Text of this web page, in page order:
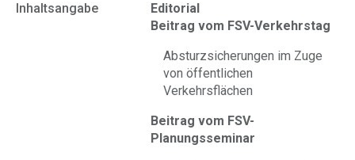
Inhaltsangabe
Editorial
Beitrag vom FSV-Verkehrstag
Absturzsicherungen im Zuge
von öffentlichen
Verkehrsflächen
Beitrag vom FSV-
Planungsseminar